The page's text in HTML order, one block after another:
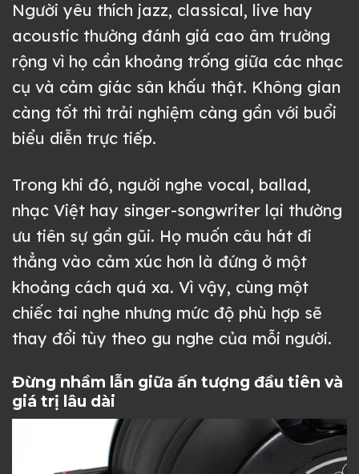
Người yêu thích jazz, classical, live hay
acoustic thường đánh giá cao âm trường
rộng vì họ cần khoảng trống giữa các nhạc
cụ và cảm giác sân khấu thật. Không gian
càng tốt thì trải nghiệm càng gần với buổi
biểu diễn trực tiếp.
Trong khi đó, người nghe vocal, ballad,
nhạc Việt hay singer-songwriter lại thường
ưu tiên sự gần gũi. Họ muốn câu hát đi
thẳng vào cảm xúc hơn là đứng ở một
khoảng cách quá xa. Vì vậy, cùng một
chiếc tai nghe nhưng mức độ phù hợp sẽ
thay đổi tùy theo gu nghe của mỗi người.
Đừng nhầm lẫn giữa ấn tượng đầu tiên và
giá trị lâu dài